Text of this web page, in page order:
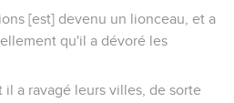
[est] devenu un lionceau, et a
qu'il a dévoré les
il a ravagé leurs villes, de sorte